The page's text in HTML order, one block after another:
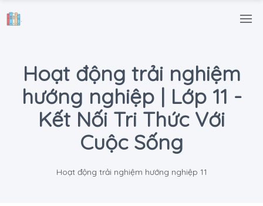
.
Hoạt động trải nghiệm
hướng nghiệp | Lớp 11 -
Kết Nối Tri Thức Với
Cuộc Sống
Hoạt động trải nghiệm hướng nghiệp 11